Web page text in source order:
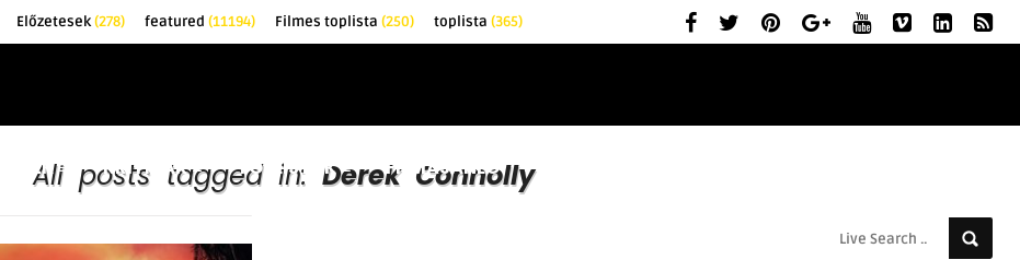
Előzetesek(278) featured (11194) Filmes toplista (250) toplista (365)
KRITIKÁK TOPLISTÁK FILMAJÁNLÓ
All posts tagged in: Derek Connolly